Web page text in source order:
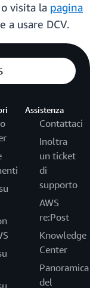
visita la pagina
a usare DCV.
Assistenza
Contattaci
Inoltra
un ticket
di
supporto
AWS
re:Post
Knowledge
Center
Panoramica
del